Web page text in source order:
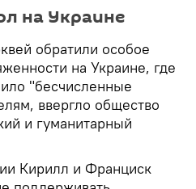
на Украине
обратили особое
на Украине, где
"бесчисленные
ввергло общество
и гуманитарный
Кирилл и Франциск